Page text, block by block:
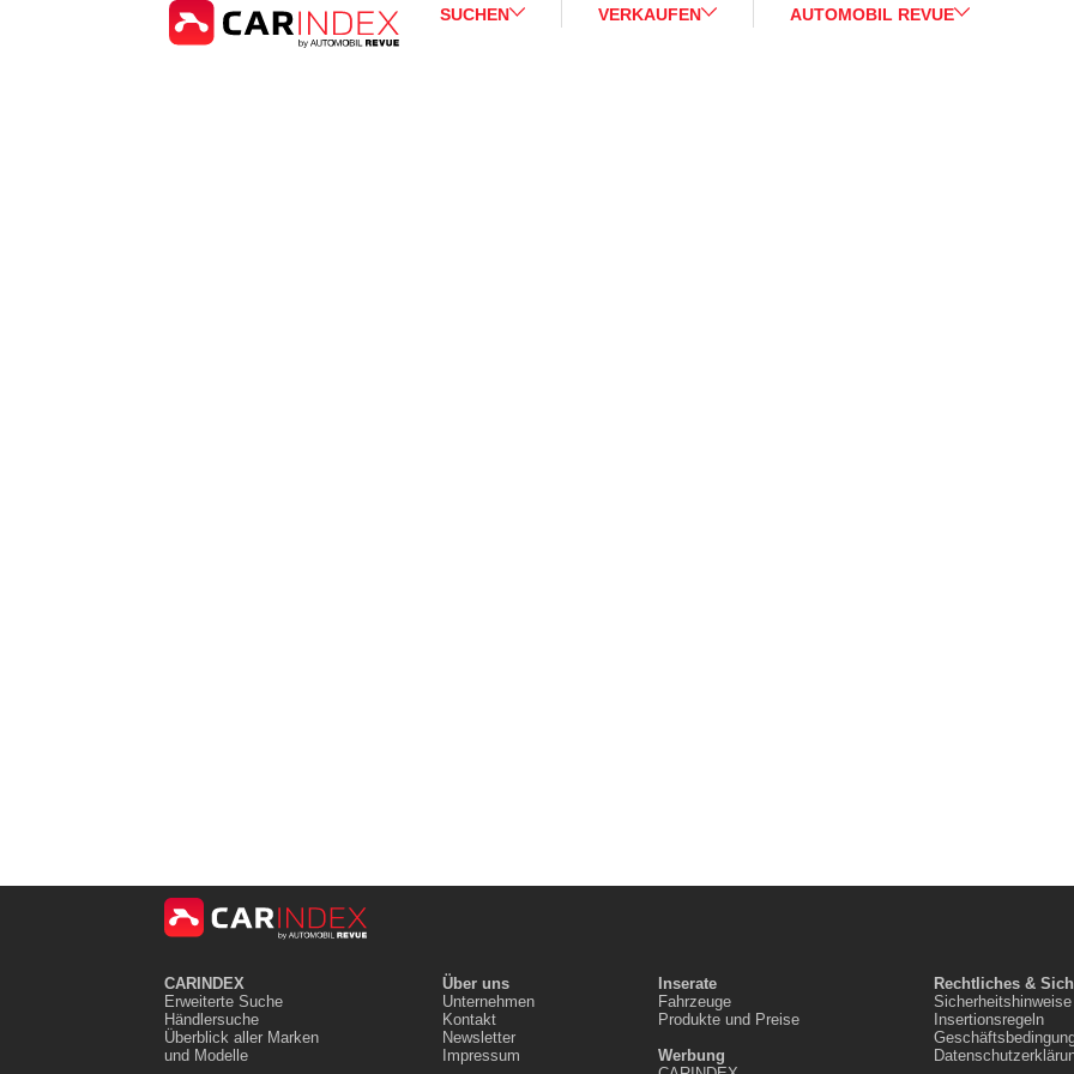
SUCHEN VERKAUFEN AUTOMOBIL REVUE
CARINDEX
Erweiterte Suche
Händlersuche
Überblick aller Marken
und Modelle
Über uns
Unternehmen
Kontakt
Newsletter
Impressum
Inserate
Fahrzeuge
Produkte und Preise
Werbung
Rechtliches &
Sicherheitshinweise
Insertionsregeln